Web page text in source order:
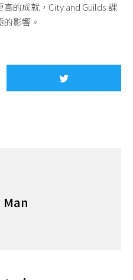
的成就，City and Guilds 課
影響。
Man